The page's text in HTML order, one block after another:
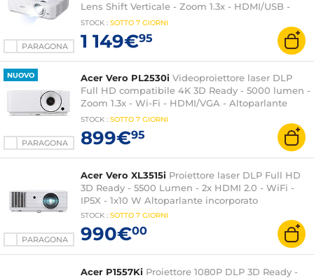
PARAGONA
Lens Shift Verticale - Zoom 1.3x - HDMI/USB -
dongle Google TV - Altoparlante integrato 1x 10W
STOCK : SOTTO 7 GIORNI
1 149€95
NUOVO
PARAGONA
Acer Vero PL2530i Videoproiettore laser DLP
Full HD compatibile 4K 3D Ready - 5000 lumen -
Zoom 1.3x - Wi-Fi - HDMI/VGA - Altoparlante
integrato 1x 15W
STOCK : SOTTO 7 GIORNI
899€95
PARAGONA
Acer Vero XL3515i Proiettore laser DLP Full HD
3D Ready - 5500 Lumen - 2x HDMI 2.0 - WiFi -
IP5X - 1x10 W Altoparlante incorporato
STOCK : SOTTO 7 GIORNI
990€00
Acer P1557Ki Proiettore 1080P DLP 3D Ready -